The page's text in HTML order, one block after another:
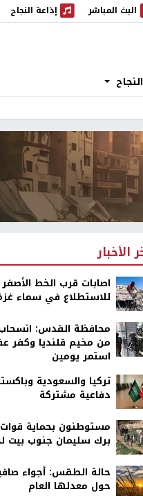
البث المباشر
المباشر إذاعة النجاح
إذاعة النجاح
الأخبار
اصابات قرب الخط
للاستطلاع في سماء
محافظة القدس: انسحاب
من مخيم قلنديا وكفر
استمر يومين
تركيا والسعودية
دفاعية مشتركة
مستوطنون بحماية قوات
برك سليمان جنوب بيت
حالة الطقس: أجواء
حول معدلها العام